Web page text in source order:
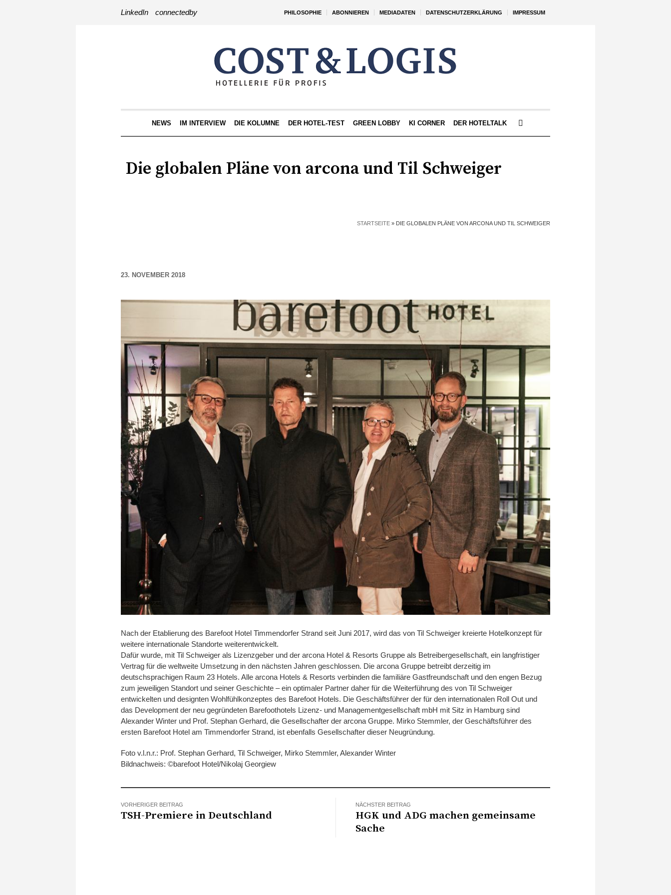
PHILOSOPHIE ABONNIEREN MEDIADATEN DATENSCHUTZERKLÄRUNG IMPRESSUM
LinkedIn connectedby
NEWS IM INTERVIEW DIE KOLUMNE DER HOTEL-TEST GREEN LOBBY KI CORNER DER HOTELTALK
Die globalen Pläne von arcona und Til Schweiger
STARTSEITE » DIE GLOBALEN PLÄNE VON ARCONA UND TIL SCHWEIGER
23. NOVEMBER 2018
Nach der Etablierung des Barefoot Hotel Timmendorfer Strand seit Juni 2017, wird das von Til Schweiger kreierte Hotelkonzept für
weitere internationale Standorte weiterentwickelt.
Dafür wurde, mit Til Schweiger als Lizenzgeber und der arcona Hotel & Resorts Gruppe als Betreibergesellschaft, ein langfristiger
Vertrag für die weltweite Umsetzung in den nächsten Jahren geschlossen. Die arcona Gruppe betreibt derzeitig im
deutschsprachigen Raum 23 Hotels. Alle arcona Hotels & Resorts verbinden die familiäre Gastfreundschaft und den engen Bezug
zum jeweiligen Standort und seiner Geschichte – ein optimaler Partner daher für die Weiterführung des von Til Schweiger
entwickelten und designten Wohlfühlkonzeptes des Barefoot Hotels. Die Geschäftsführer der für den internationalen Roll Out und
das Development der neu gegründeten Barefoothotels Lizenz- und Managementgesellschaft mbH mit Sitz in Hamburg sind
Alexander Winter und Prof. Stephan Gerhard, die Gesellschafter der arcona Gruppe. Mirko Stemmler, der Geschäftsführer des
ersten Barefoot Hotel am Timmendorfer Strand, ist ebenfalls Gesellschafter dieser Neugründung.
Foto v.l.n.r.: Prof. Stephan Gerhard, Til Schweiger, Mirko Stemmler, Alexander Winter
Bildnachweis: ©barefoot Hotel/Nikolaj Georgiew
VORHERIGER BEITRAG
TSH-Premiere in Deutschland
NÄCHSTER BEITRAG
HGK und ADG machen gemeinsame
Sache